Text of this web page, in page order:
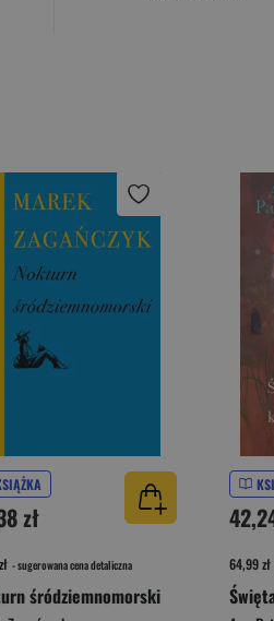
zł
- sugerowana cena detaliczna
śródziemnomorski
64,99 zł